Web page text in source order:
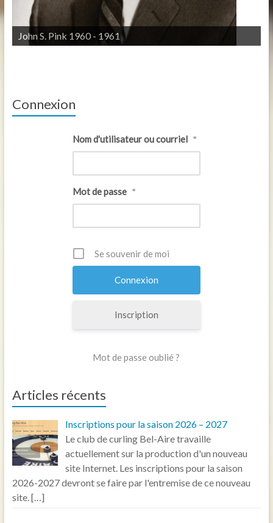
John S. Pink 1960 - 1961
Connexion
Nom d'utilisateur ou courriel *
Mot de passe *
Se souvenir de moi
Inscription
Mot de passe oublié ?
Articles récents
Inscriptions pour la saison 2026 – 2027
Le club de curling Bel-Aire travaille
actuellement sur la production d'un nouveau
site Internet. Les inscriptions pour la saison
2026-2027 devront se faire par l'entremise de ce nouveau
site.[…]